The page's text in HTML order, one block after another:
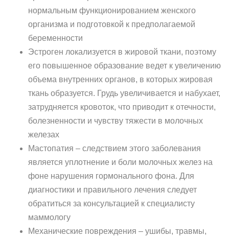
нормальным функционированием женского
организма и подготовкой к предполагаемой
беременности
Эстроген локализуется в жировой ткани, поэтому
его повышенное образование ведет к увеличению
объема внутренних органов, в которых жировая
ткань образуется. Грудь увеличивается и набухает,
затрудняется кровоток, что приводит к отечности,
болезненности и чувству тяжести в молочных
железах
Мастопатия – следствием этого заболевания
является уплотнение и боли молочных желез на
фоне нарушения гормонального фона. Для
диагностики и правильного лечения следует
обратиться за консультацией к специалисту
маммологу
Механические повреждения – ушибы, травмы,